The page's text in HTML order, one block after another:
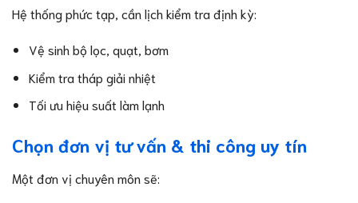
Hệ thống phức tạp, cần lịch kiểm tra định kỳ:
Vệ sinh bộ lọc, quạt, bơm
Kiểm tra tháp giải nhiệt
Tối ưu hiệu suất làm lạnh
Chọn đơn vị tư vấn & thi công uy tín
Một đơn vị chuyên môn sẽ: